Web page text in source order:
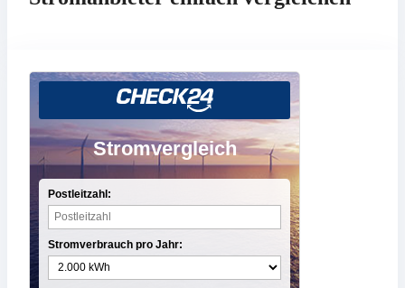
Stromvergleich
Postleitzahl:
Stromverbrauch pro Jahr: